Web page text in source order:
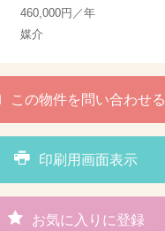
460,000円／年
媒介
この物件を問い合わせる
印刷用画面表示
お気に入りに登録